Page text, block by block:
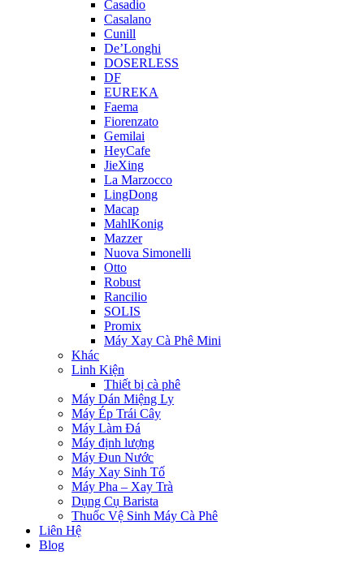
Casadio
Casalano
Cunill
De’Longhi
DOSERLESS
DF
EUREKA
Faema
Fiorenzato
Gemilai
HeyCafe
JieXing
La Marzocco
LingDong
Macap
MahlKonig
Mazzer
Nuova Simonelli
Otto
Robust
Rancilio
SOLIS
Promix
Máy Xay Cà Phê Mini
Khác
Linh Kiện
Thiết bị cà phê
Máy Dán Miệng Ly
Máy Ép Trái Cây
Máy Làm Đá
Máy định lượng
Máy Đun Nước
Máy Xay Sinh Tố
Máy Pha – Xay Trà
Dụng Cụ Barista
Thuốc Vệ Sinh Máy Cà Phê
Liên Hệ
Blog